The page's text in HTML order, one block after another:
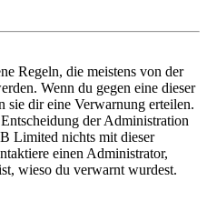
Regeln, die meistens von der
Wenn du gegen eine dieser
sie dir eine Verwarnung erteilen.
der Administration
Limited nichts mit dieser
einen Administrator,
wieso du verwarnt wurdest.